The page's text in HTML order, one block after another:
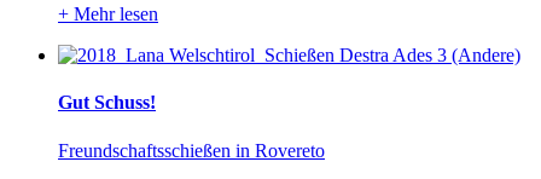
+ Mehr lesen
Gut Schuss!
Freundschaftsschießen in Rovereto